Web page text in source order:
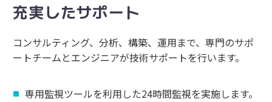
充実したサポート
コンサルティング、分析、構築、運用まで、専門のサポ
ートチームとエンジニアが技術サポートを行います。
専用監視ツールを利用した24時間監視を実施します。